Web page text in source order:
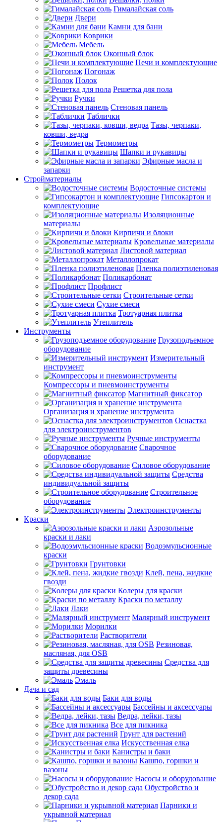
Гималайская соль
Двери
Камни для бани
Коврики
Мебель
Оконный блок
Печи и комплектующие
Погонаж
Полок
Решетка для пола
Ручки
Стеновая панель
Таблички
Тазы, черпаки,
ковши, ведра
Термометры
Шапки и рукавицы
Эфирные масла и
запарки
Стройматериалы
Водосточные системы
Гипсокартон и
комплектующие
Изоляционные
материалы
Кирпичи и блоки
Кровельные материалы
Листовой материал
Металлопрокат
Пленка полиэтиленовая
Поликарбонат
Профлист
Строительные сетки
Сухие смеси
Тротуарная плитка
Утеплитель
Инструменты
Грузоподъемное
оборудование
Измерительный
инструмент
Компрессоры и пневмоинструменты
Магнитный фиксатор
Организация и хранение инструмента
Оснастка
для электроинструментов
Ручные инструменты
Сварочное
оборудование
Силовое оборудование
Средства
индивидуальной защиты
Строительное
оборудование
Электроинструменты
Краски
Аэрозольные
краски и лаки
Водоэмульсионные
краски
Грунтовки
Клей, пена, жидкие
гвозди
Колеры для краски
Краски по металлу
Лаки
Малярный инструмент
Морилки
Растворители
Резиновая,
масляная, для OSB
Средства для
защиты древесины
Эмаль
Дача и сад
Баки для воды
Бассейны и аксессуары
Ведра, лейки, тазы
Все для пикника
Грунт для растений
Искусственная елка
Канистры и баки
Кашпо, горшки и
вазоны
Насосы и оборудование
Обустройство и
декор сада
Парники и
укрывной материал